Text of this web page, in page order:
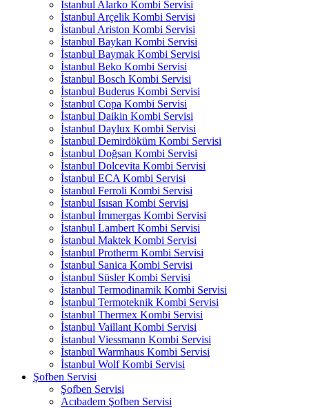
İstanbul Alarko Kombi Servisi
İstanbul Arçelik Kombi Servisi
İstanbul Ariston Kombi Servisi
İstanbul Baykan Kombi Servisi
İstanbul Baymak Kombi Servisi
İstanbul Beko Kombi Servisi
İstanbul Bosch Kombi Servisi
İstanbul Buderus Kombi Servisi
İstanbul Copa Kombi Servisi
İstanbul Daikin Kombi Servisi
İstanbul Daylux Kombi Servisi
İstanbul Demirdöküm Kombi Servisi
İstanbul Doğsan Kombi Servisi
İstanbul Dolcevita Kombi Servisi
İstanbul ECA Kombi Servisi
İstanbul Ferroli Kombi Servisi
İstanbul Isısan Kombi Servisi
İstanbul İmmergas Kombi Servisi
İstanbul Lambert Kombi Servisi
İstanbul Maktek Kombi Servisi
İstanbul Protherm Kombi Servisi
İstanbul Sanica Kombi Servisi
İstanbul Süsler Kombi Servisi
İstanbul Termodinamik Kombi Servisi
İstanbul Termoteknik Kombi Servisi
İstanbul Thermex Kombi Servisi
İstanbul Vaillant Kombi Servisi
İstanbul Viessmann Kombi Servisi
İstanbul Warmhaus Kombi Servisi
İstanbul Wolf Kombi Servisi
Şofben Servisi
Şofben Servisi
Acıbadem Şofben Servisi